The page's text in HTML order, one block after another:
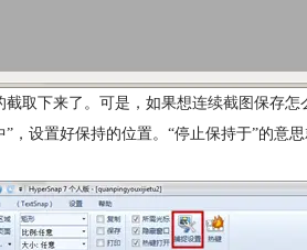
截取下来了。可是，如果想连续截图 保存怎
”，设置好保持的位置。“停止保持于”的意